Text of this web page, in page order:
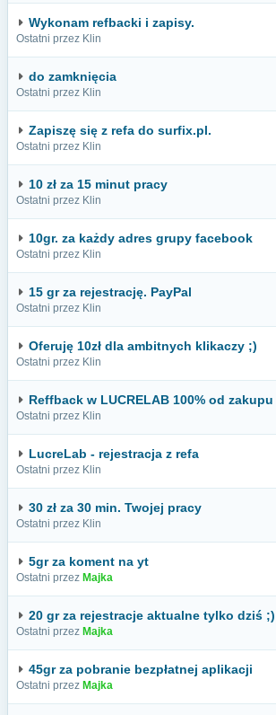
Wykonam refbacki i zapisy.
Ostatni przez Klin
do zamknięcia
Ostatni przez Klin
Zapiszę się z refa do surfix.pl.
Ostatni przez Klin
10 zł za 15 minut pracy
Ostatni przez Klin
10gr. za każdy adres grupy facebook
Ostatni przez Klin
15 gr za rejestrację. PayPal
Ostatni przez Klin
Oferuję 10zł dla ambitnych klikaczy ;)
Ostatni przez Klin
Reffback w LUCRELAB 100% od zakupu
Ostatni przez Klin
LucreLab - rejestracja z refa
Ostatni przez Klin
30 zł za 30 min. Twojej pracy
Ostatni przez Klin
5gr za koment na yt
Ostatni przez Majka
20 gr za rejestracje aktualne tylko dziś ;)
Ostatni przez Majka
45gr za pobranie bezpłatnej aplikacji
Ostatni przez Majka